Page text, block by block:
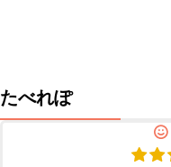
たべれぽ